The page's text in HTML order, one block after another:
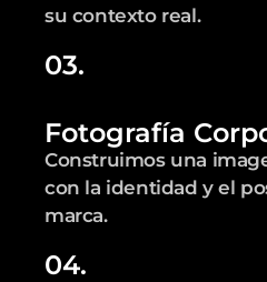
su contexto real.
03.
Fotografía
Construimos una
con la identidad y el
marca.
04.